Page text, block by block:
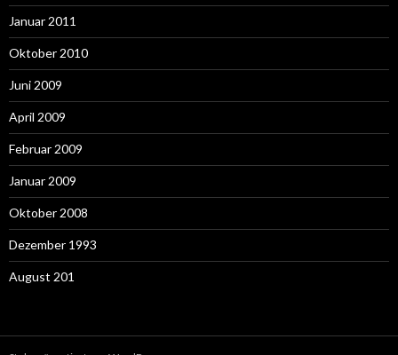
Januar 2011
Oktober 2010
Juni 2009
April 2009
Februar 2009
Januar 2009
Oktober 2008
Dezember 1993
August 201